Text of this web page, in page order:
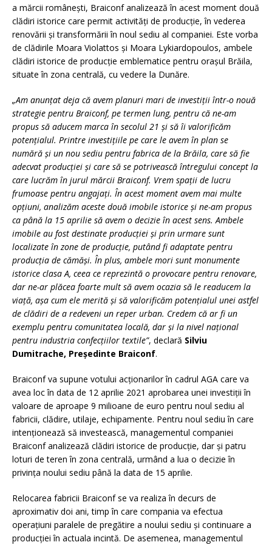
a mărcii românești, Braiconf analizează în acest moment două
clădiri istorice care permit activități de producție, în vederea
renovării și transformării în noul sediu al companiei. Este vorba
de clădirile Moara Violattos și Moara Lykiardopoulos, ambele
clădiri istorice de producție emblematice pentru orașul Brăila,
situate în zona centrală, cu vedere la Dunăre.
„Am anunțat deja că avem planuri mari de investiții într-o nouă
strategie pentru Braiconf, pe termen lung, pentru că ne-am
propus să aducem marca în secolul 21 și să îi valorificăm
potențialul. Printre investițiile pe care le avem în plan se
numără și un nou sediu pentru fabrica de la Brăila, care să fie
adecvat producției și care să se potrivească întregului concept la
care lucrăm în jurul mărcii Braiconf. Vrem spații de lucru
frumoase pentru angajați. În acest moment avem mai multe
opțiuni, analizăm aceste două imobile istorice și ne-am propus
ca până la 15 aprilie să avem o decizie în acest sens. Ambele
imobile au fost destinate producției și prin urmare sunt
localizate în zone de producție, putând fi adaptate pentru
producția de cămăși. În plus, ambele mori sunt monumente
istorice clasa A, ceea ce reprezintă o provocare pentru renovare,
dar ne-ar plăcea foarte mult să avem ocazia să le readucem la
viață, așa cum ele merită și să valorificăm potențialul unei astfel
de clădiri de a redeveni un reper urban. Credem că ar fi un
exemplu pentru comunitatea locală, dar și la nivel național
pentru industria confecțiilor textile”, declară Silviu
Dumitrache, Președinte Braiconf.
Braiconf va supune votului acționarilor în cadrul AGA care va
avea loc în data de 12 aprilie 2021 aprobarea unei investiții în
valoare de aproape 9 milioane de euro pentru noul sediu al
fabricii, clădire, utilaje, echipamente. Pentru noul sediu în care
intenționează să investească, managementul companiei
Braiconf analizează clădiri istorice de producție, dar și patru
loturi de teren în zona centrală, urmând a lua o decizie în
privința noului sediu până la data de 15 aprilie.
Relocarea fabricii Braiconf se va realiza în decurs de
aproximativ doi ani, timp în care compania va efectua
operațiuni paralele de pregătire a noului sediu și continuare a
producției în actuala incintă. De asemenea, managementul